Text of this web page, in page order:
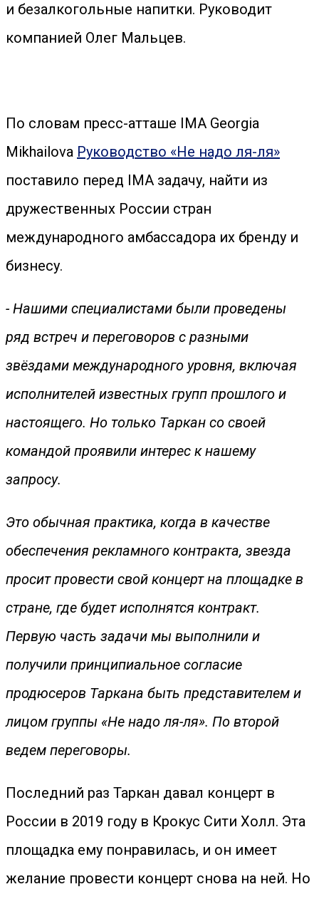
и безалкогольные напитки. Руководит
компанией Олег Мальцев.
По словам пресс-атташе IMA Georgia
Mikhailova Руководство «Не надо ля-ля»
поставило перед IMA задачу, найти из
дружественных России стран
международного амбассадора их бренду и
бизнесу.
- Нашими специалистами были проведены
ряд встреч и переговоров с разными
звёздами международного уровня, включая
исполнителей известных групп прошлого и
настоящего. Но только Таркан со своей
командой проявили интерес к нашему
запросу.
Это обычная практика, когда в качестве
обеспечения рекламного контракта, звезда
просит провести свой концерт на площадке в
стране, где будет исполнятся контракт.
Первую часть задачи мы выполнили и
получили принципиальное согласие
продюсеров Таркана быть представителем и
лицом группы «Не надо ля-ля». По второй
ведем переговоры.
Последний раз Таркан давал концерт в
России в 2019 году в Крокус Сити Холл. Эта
площадка ему понравилась, и он имеет
желание провести концерт снова на ней. Но